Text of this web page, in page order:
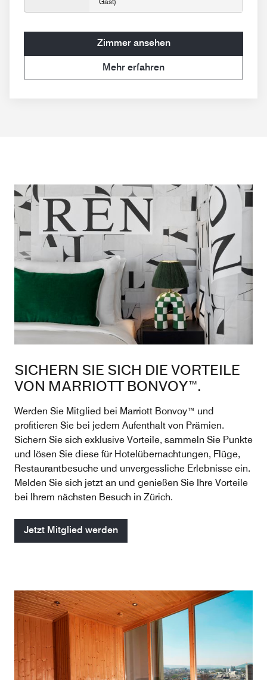
Zimmer ansehen
Mehr erfahren
SICHERN SIE SICH DIE VORTEILE
VON MARRIOTT BONVOY™.
Werden Sie Mitglied bei Marriott Bonvoy™ und
profitieren Sie bei jedem Aufenthalt von Prämien.
Sichern Sie sich exklusive Vorteile, sammeln Sie Punkte
und lösen Sie diese für Hotelübernachtungen, Flüge,
Restaurantbesuche und unvergessliche Erlebnisse ein.
Melden Sie sich jetzt an und genießen Sie Ihre Vorteile
bei Ihrem nächsten Besuch in Zürich.
Jetzt Mitglied werden